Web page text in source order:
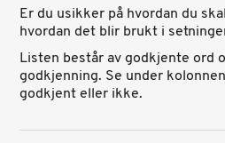
Er du usikker på hvordan du
hvordan det blir brukt i
Listen består av godkjente ord
godkjenning. Se under
godkjent eller ikke.